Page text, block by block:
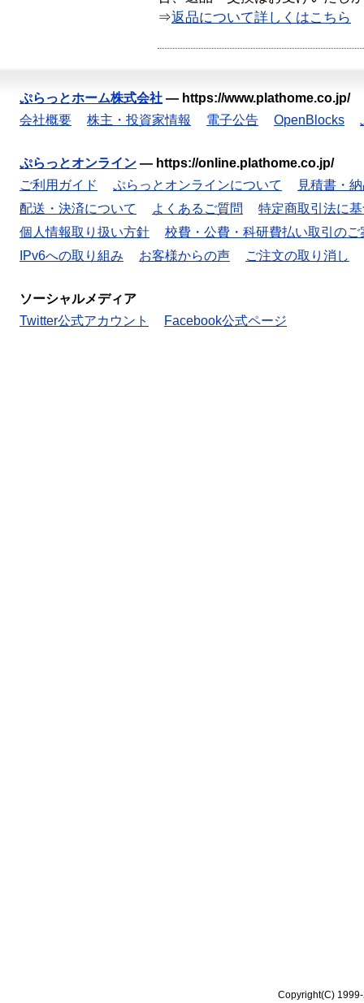
⇒返品について詳しくはこちら
ぷらっとホーム株式会社 — https://www.plathome.co.jp/
会社概要
株主・投資家情報 電子公告 OpenBlocks
ぷらっとオンライン — https://online.plathome.co.jp/
ご利用ガイド
ぷらっとオンラインについて
見積書・
配送・決済について
よくあるご質問
特定商取引法に
個人情報取り扱い方針
校費・公費・科研費払い取引のご
IPv6への取り組み
お客様からの声 ご注文の取り消し
ソーシャルメディア
Twitter公式アカウント
Facebook公式ページ
Copyright(C)